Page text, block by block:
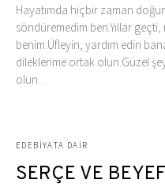
Hayatımda hiçbir zaman
söndüremedim ben.Yıllar
benim.Üfleyin, yardım edin
dileklerime ortak olun.Güzel
olun…
EDEBIYATA DAIR
SERÇE VE